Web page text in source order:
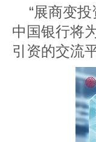
“展商变
中国银行将
引资的交流